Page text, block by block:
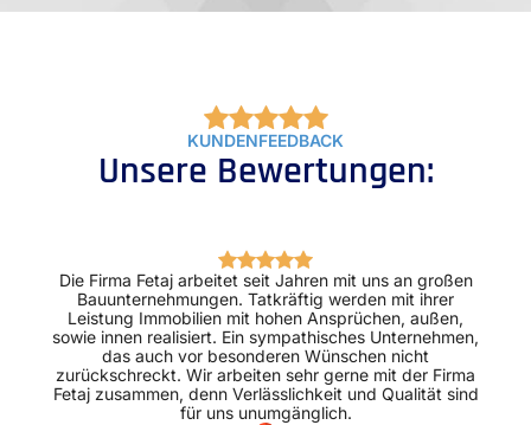
KUNDENFEEDBACK
Unsere Bewertungen:
Die Firma Fetaj arbeitet seit Jahren mit uns an großen
Bauunternehmungen. Tatkräftig werden mit ihrer
Leistung Immobilien mit hohen Ansprüchen, außen,
sowie innen realisiert. Ein sympathisches Unternehmen,
das auch vor besonderen Wünschen nicht
zurückschreckt. Wir arbeiten sehr gerne mit der Firma
Fetaj zusammen, denn Verlässlichkeit und Qualität sind
für uns unumgänglich.